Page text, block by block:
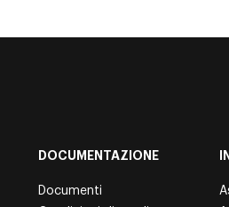
DOCUMENTAZIONE
Documenti